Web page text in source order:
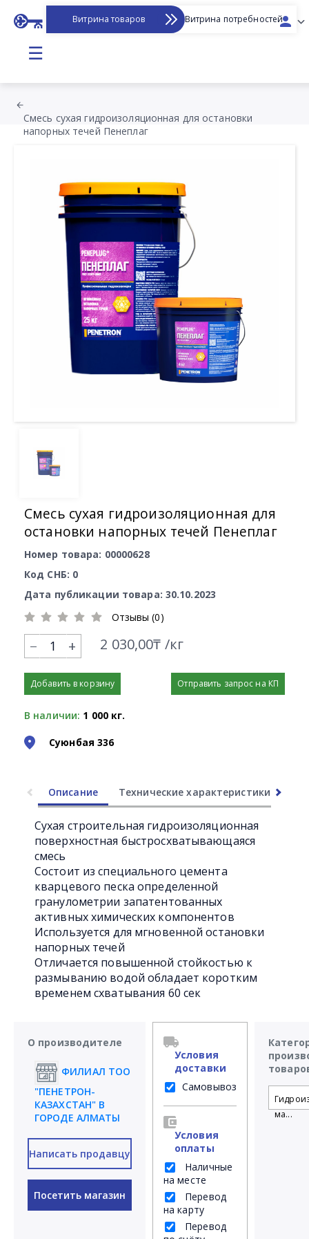
Витрина товаров Витрина потребностей
☰
Смесь сухая гидроизоляционная для остановки
напорных течей Пенеплаг
Смесь сухая гидроизоляционная для
остановки напорных течей Пенеплаг
Номер товара: 00000628
Код СНБ: 0
Дата публикации товара: 30.10.2023
Отзывы (0)
+ 2 030,00₸ /кг
Добавить в корзину Отправить запрос на КП
В наличии: 1 000 кг.
Суюнбая 336
Описание Технические характеристики
Сухая строительная гидроизоляционная
поверхностная быстросхватывающаяся
смесь
Состоит из специального цемента
кварцевого песка определенной
гранулометрии запатентованных
активных химических компонентов
Используется для мгновенной остановки
напорных течей
Отличается повышенной стойкостью к
размыванию водой обладает коротким
временем схватывания 60 сек
О производителе
ФИЛИАЛ ТОО
"ПЕНЕТРОН-
КАЗАХСТАН" В
ГОРОДЕ АЛМАТЫ
Написать продавцу
Посетить магазин
Условия
доставки
Самовывоз
Условия
оплаты
Наличные
на месте
Перевод
на карту
Перевод
ма...